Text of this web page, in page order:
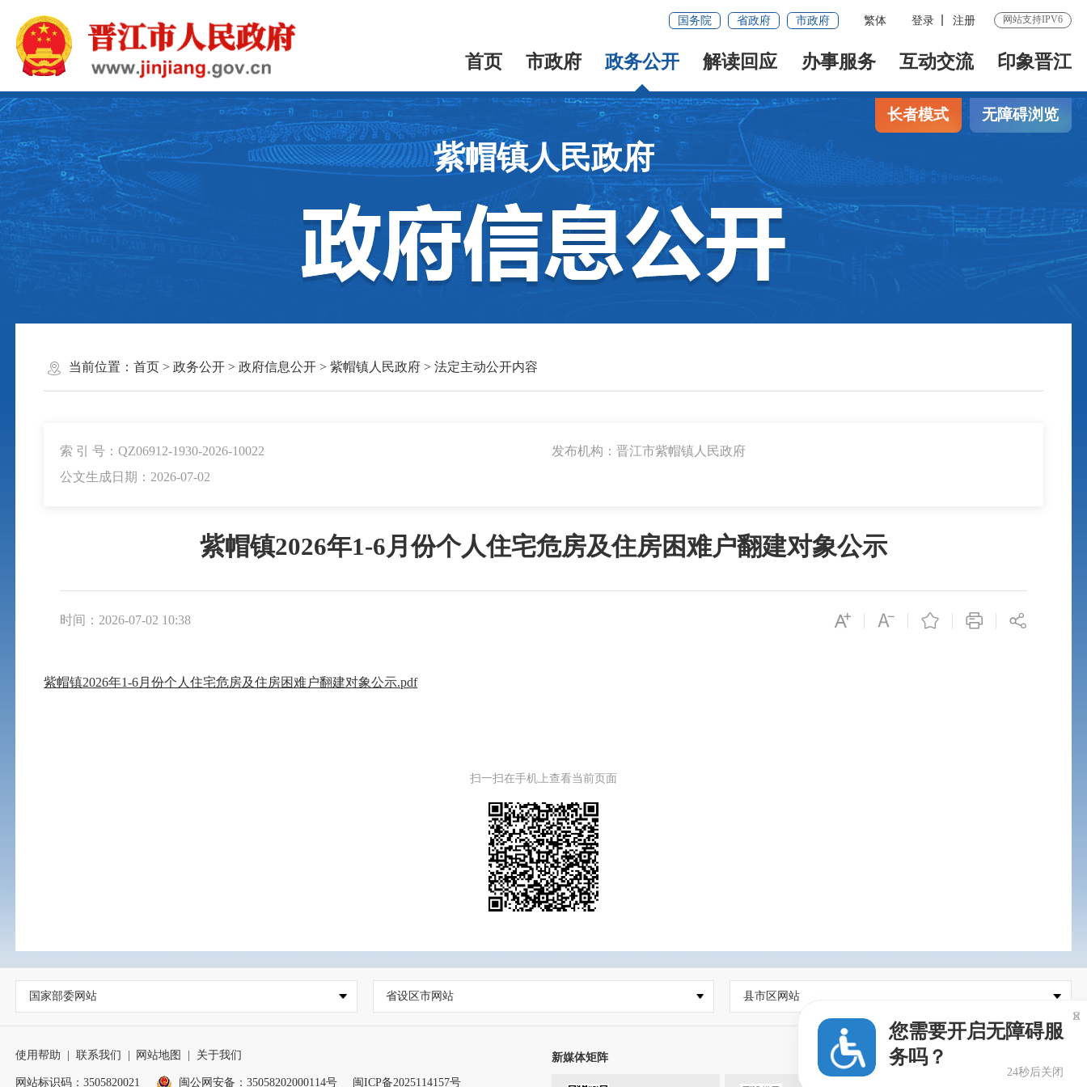
国务院 省政府 市政府 繁体 登录 注册 网站支持IPV6
首页 市政府 政务公开 解读回应 办事服务 互动交流 印象晋江
长者模式 无障碍浏览
紫帽镇人民政府
当前位置： 首页> 政务公开> 政府信息公开> 紫帽镇人民政府> 法定主动公开内容
索 引 号：QZ06912-1930-2026-10022
发布机构：晋江市紫帽镇人民政府
公文生成日期：2026-07-02
紫帽镇2026年1-6月份个人住宅危房及住房困难户翻建对象公示
时间：2026-07-02 10:38
紫帽镇2026年1-6月份个人住宅危房及住房困难户翻建对象公示.pdf
扫一扫在手机上查看当前页面
国家部委网站 省设区市网站 县市区网站
使用帮助 联系我们 网站地图 关于我们
网站标识码：3505820021 闽公网安备：35058202000114号 闽ICP备2025114157号
新媒体矩阵
您需要开启无障碍服
务吗？
24秒后关闭
